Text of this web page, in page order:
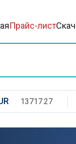
Прайс-лист
13717.27